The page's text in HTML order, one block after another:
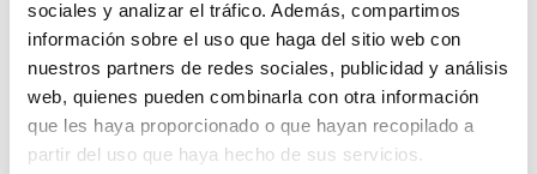
sociales y analizar el tráfico. Además, compartimos
información sobre el uso que haga del sitio web con
nuestros partners de redes sociales, publicidad y análisis
web, quienes pueden combinarla con otra información
que les haya proporcionado o que hayan recopilado a
partir del uso que haya hecho de sus servicios.
Apúntatea nuestra newsletter para recibir nuestras ofertas
disfruta de
un 10% de descuento en tu primera compra.